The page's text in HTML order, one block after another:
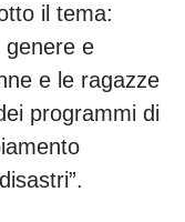
il tema:
genere e
e le ragazze
programmi di